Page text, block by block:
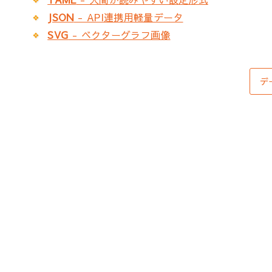
JSON- API連携用軽量データ
SVG - ベクターグラフ画像
デ